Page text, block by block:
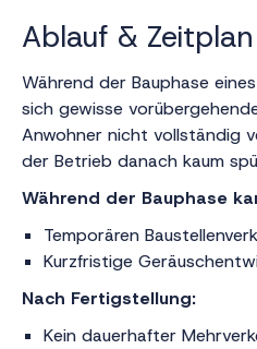
Ablauf & Zeitplan
Während der Bauphase
sich gewisse
Anwohner nicht vollständig
der Betrieb danach kaum
Während der Bauphase
Temporären
Kurzfristige
Nach Fertigstellung:
Kein dauerhafter